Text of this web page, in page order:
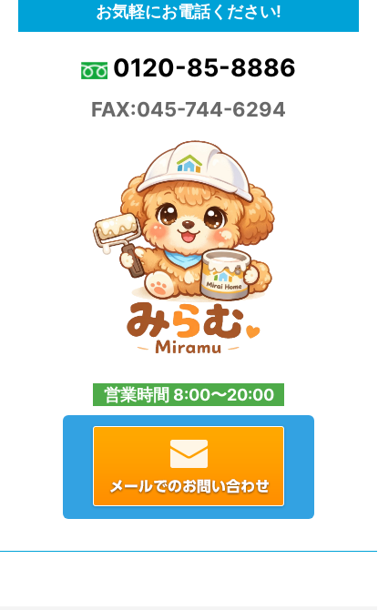
お気軽にお電話ください!
0120-85-8886
FAX:045-744-6294
営業時間 8:00〜20:00